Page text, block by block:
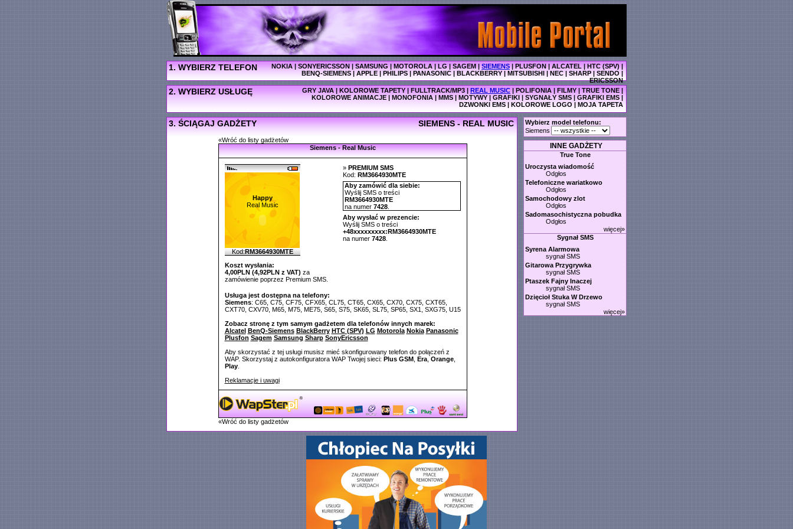
1. WYBIERZ TELEFON NOKIA|SONYERICSSON|SAMSUNG|MOTOROLA|LG|SAGEM|SIEMENS|PLUSFON|ALCATEL|HTC (SPV)|
BENQ-SIEMENS|APPLE|PHILIPS|PANASONIC|BLACKBERRY|MITSUBISHI|NEC|SHARP|SENDO|
ERICSSON
2. WYBIERZ USŁUGĘ GRY JAVA | KOLOROWE TAPETY | FULLTRACK/MP3 | REAL MUSIC | POLIFONIA | FILMY | TRUE TONE |
KOLOROWE ANIMACJE | MONOFONIA | MMS | MOTYWY | GRAFIKI | SYGNAŁY SMS | GRAFIKI EMS |
DZWONKI EMS | KOLOROWE LOGO | MOJA TAPETA
3. ŚCIĄGAJ GADŻETY SIEMENS - REAL MUSIC
«Wróć do listy gadżetów
Siemens - Real Music
Happy
Real Music
Kod:RM3664930MTE
Koszt wysłania:
4,00PLN (4,92PLN z VAT) za
zamówienie poprzez Premium SMS.
» PREMIUM SMS
Kod: RM3664930MTE
Aby zamówić dla siebie:
Wyślij SMS o treści
RM3664930MTE
na numer 7428.
Aby wysłać w prezencie:
Wyślij SMS o treści
+48xxxxxxxxx:RM3664930MTE
na numer 7428.
Usługa jest dostępna na telefony:
Siemens: C65, C75, CF75, CFX65, CL75, CT65, CX65, CX70, CX75, CXT65,
CXT70, CXV70, M65, M75, ME75, S65, S75, SK65, SL75, SP65, SX1, SXG75, U15
Zobacz stronę z tym samym gadżetem dla telefonów innych marek:
Alcatel BenQ-Siemens BlackBerry HTC (SPV) LG Motorola Nokia Panasonic
Plusfon Sagem Samsung Sharp SonyEricsson
Aby skorzystać z tej usługi musisz mieć skonfigurowany telefon do połączeń z
WAP. Skorzystaj z autokonfiguratora WAP Twojej sieci: Plus GSM, Era, Orange,
Play.
Reklamacje i uwagi
«Wróć do listy gadżetów
Wybierz model telefonu:
Siemens
INNE GADŻETY
True Tone
Uroczysta wiadomość
Odgłos
Telefoniczne wariatkowo
Odgłos
Samochodowy zlot
Odgłos
Sadomasochistyczna pobudka
Odgłos
więcej»
Sygnał SMS
Syrena Alarmowa
sygnał SMS
Gitarowa Przygrywka
sygnał SMS
Ptaszek Fajny Inaczej
sygnał SMS
Dzięcioł Stuka W Drzewo
sygnał SMS
więcej»